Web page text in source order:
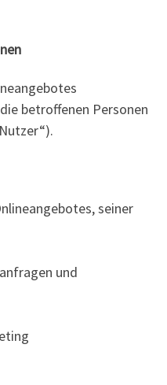
betroffenen Personen
seiner
und